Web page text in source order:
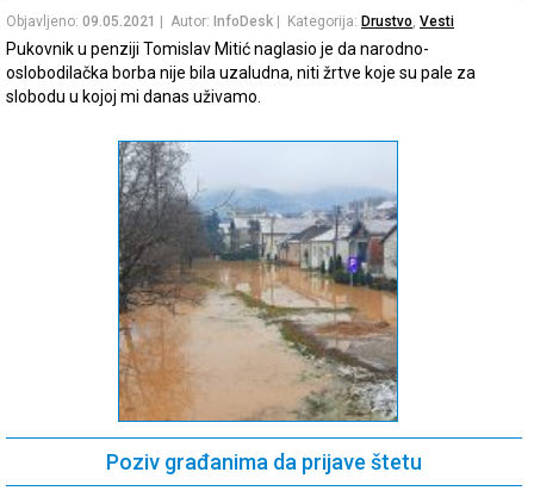
Objavljeno: 09.05.2021 | Autor: InfoDesk | Kategorija: Drustvo, Vesti
Pukovnik u penziji Tomislav Mitić naglasio je da narodno-
oslobodilačka borba nije bila uzaludna, niti žrtve koje su pale za
slobodu u kojoj mi danas uživamo.
Poziv građanima da prijave štetu